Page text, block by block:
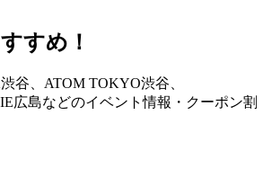
すめ！
谷、ATOM TOKYO渋谷、
広島などのイベント情報・クーポン割